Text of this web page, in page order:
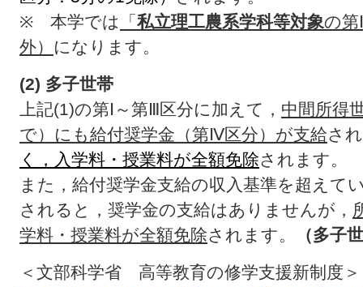
※ 本学では
「 私立理工農系学科等対象の第
外） になります。
(2) 多子世帯
上記(1)の第Ⅰ～第Ⅲ区分に加えて， 中間所得
で）にも給付奨学金（第Ⅳ区分）が支給さ
く，入学料・授業料が全額免除されます。
また，給付奨学金支給の収入基準を超えて
されると，奨学金の支給はありませんが，
学料・授業料が全額免除されます。
（多子
＜文部科学省 高等教育の修学支援新制度＞